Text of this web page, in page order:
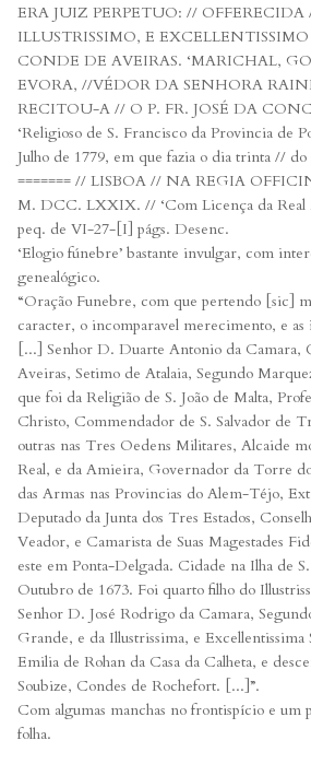
ERA JUIZ PERPETUO: // OFFERECIDA
ILLUSTRISSIMO, E
CONDE DE AVEIRAS. ‘MARICHAL,
EVORA, //VÉDOR DA SENHORA
RECITOU-A // O P. FR. JOSÉ DA
‘Religioso de S. Francisco da Provincia de
Julho de 1779, em que fazia o dia trinta //
======= // LISBOA // NA REGIA
M. DCC. LXXIX. // ‘Com Licença da Real
peq. de VI-27-[I] págs. Desenc.
‘Elogio fúnebre’ bastante invulgar, com
genealógico.
“Oração Funebre, com que pertendo [sic]
caracter, o incomparavel merecimento, e as
[...] Senhor D. Duarte Antonio da Camara,
Aveiras, Setimo de Atalaia, Segundo
que foi da Religião de S. João de Malta,
Christo, Commendador de S. Salvador de
outras nas Tres Oedens Militares, Alcaide
Real, e da Amieira, Governador da Torre
das Armas nas Provincias do Alem-Téjo,
Deputado da Junta dos Tres Estados,
Veador, e Camarista de Suas Magestades
este em Ponta-Delgada. Cidade na Ilha de
Outubro de 1673. Foi quarto filho do
Senhor D. José Rodrigo da Camara,
Grande, e da Illustrissima, e Excellentissima
Emilia de Rohan da Casa da Calheta, e
Soubize, Condes de Rochefort. [...]”.
Com algumas manchas no frontispício e um
folha.